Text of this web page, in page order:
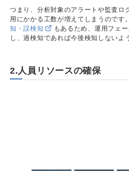
つまり、分析対象のアラートや監査ロ
用にかかる工数が増えてしまうのです
知・誤検知
もあるため、運用フェ
し、過検知であれば今後検知しないよ
2.人員リソースの確保